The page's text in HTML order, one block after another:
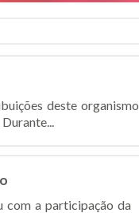
deste organismo
com a participação da